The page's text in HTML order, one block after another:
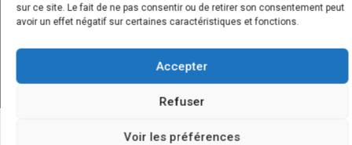
sur ce site. Le fait de ne pas consentir ou de retirer son consentement peut
avoir un effet négatif sur certaines caractéristiques et fonctions.
Accepter
Refuser
Voir les préférences